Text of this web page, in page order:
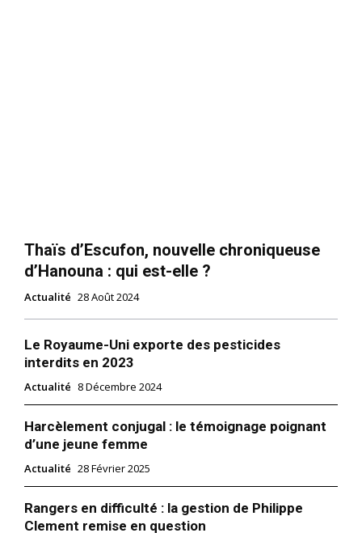
Thaïs d’Escufon, nouvelle chroniqueuse
d’Hanouna : qui est-elle ?
Actualité 28 Août 2024
Le Royaume-Uni exporte des pesticides
interdits en 2023
Actualité 8 Décembre 2024
Harcèlement conjugal : le témoignage poignant
d’une jeune femme
Actualité 28 Février 2025
Rangers en difficulté : la gestion de Philippe
Clement remise en question